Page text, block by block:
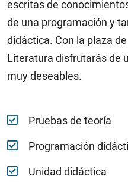
escritas de
de una programación y
didáctica. Con la plaza
Literatura disfrutarás de
muy deseables.
Pruebas de teoría
Programación
Unidad didáctica